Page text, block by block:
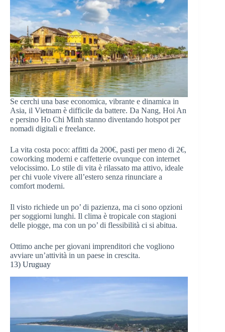
Se cerchi una base economica, vibrante e dinamica in
Asia, il Vietnam è difficile da battere. Da Nang, Hoi An
e persino Ho Chi Minh stanno diventando hotspot per
nomadi digitali e freelance.
La vita costa poco: affitti da 200€, pasti per meno di 2€,
coworking moderni e caffetterie ovunque con internet
velocissimo. Lo stile di vita è rilassato ma attivo, ideale
per chi vuole vivere all’estero senza rinunciare a
comfort moderni.
Il visto richiede un po’ di pazienza, ma ci sono opzioni
per soggiorni lunghi. Il clima è tropicale con stagioni
delle piogge, ma con un po’ di flessibilità ci si abitua.
Ottimo anche per giovani imprenditori che vogliono
avviare un’attività in un paese in crescita.
13) Uruguay